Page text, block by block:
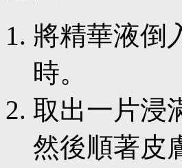
將精華液倒
時。
取出一片浸
然後順著皮